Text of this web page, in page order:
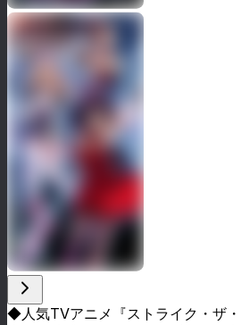
◆人気TVアニメ『ストライク・ザ